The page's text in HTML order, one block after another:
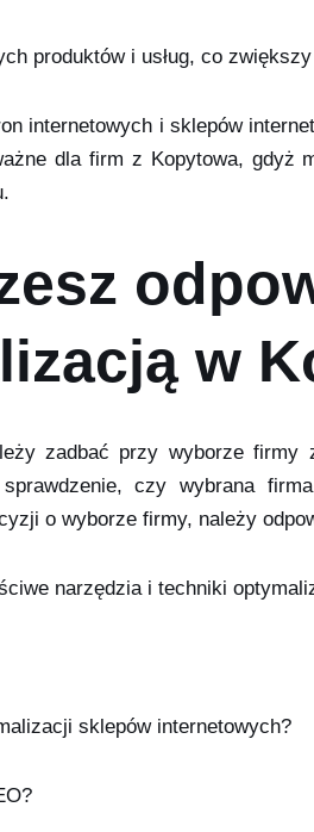
produktów i usług, co
internetowych i sklepów
dla firm z Kopytowa, gdyż
w
zadbać przy wyborze
czy wybrana
o wyborze firmy, należy
narzędzia i techniki
sklepów internetowych?